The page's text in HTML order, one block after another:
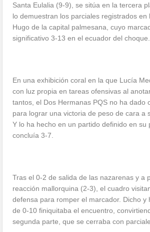
Santa Eulalia (9-9), se sitúa en la tercera
lo demuestran los parciales registrados en
Hugo de la capital palmesana, cuyo
significativo 3-13 en el ecuador del choque.
En una exhibición coral en la que Lucía
con luz propia en tareas ofensivas al
tantos, el Dos Hermanas PQS no ha dado
para lograr una victoria de peso de cara a
Y lo ha hecho en un partido definido en su
concluía 3-7.
Tras el 0-2 de salida de las nazarenas y a
reacción mallorquina (2-3), el cuadro
defensa para romper el marcador. Dicho y
de 0-10 finiquitaba el encuentro,
segunda parte, que se cerraba con